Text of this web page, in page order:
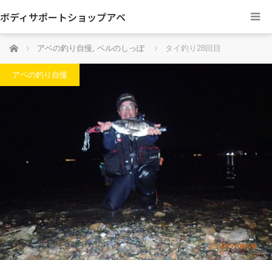
ボディサポートショップアベ
ホーム アベの釣り自慢, ベルのしっぽ タイ釣り28回目
アベの釣り自慢